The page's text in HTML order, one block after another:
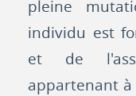
pleine
individu est
et de
appartenant à